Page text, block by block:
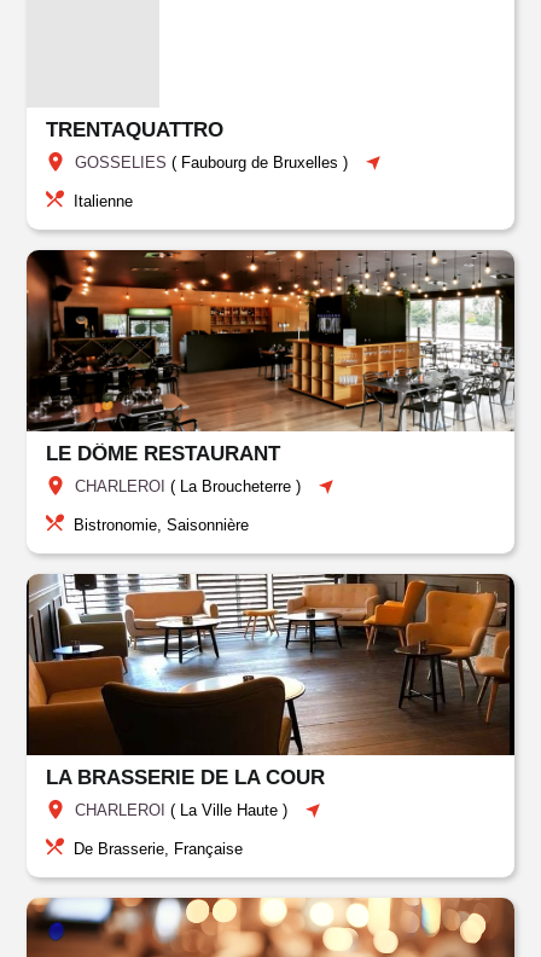
TRENTAQUATTRO
GOSSELIES ( Faubourg de Bruxelles )
Italienne
LE DÔME RESTAURANT
CHARLEROI ( La Broucheterre )
Bistronomie, Saisonnière
LA BRASSERIE DE LA COUR
CHARLEROI ( La Ville Haute )
De Brasserie, Française